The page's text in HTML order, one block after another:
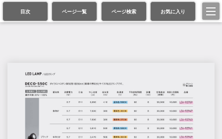
目次 ページ一覧 ページ検索 お気に入り